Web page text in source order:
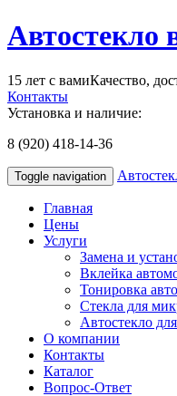
Автостекло
15 лет с вамиКачество,
Контакты
Установка и наличие:
8 (920) 418-14-36
Toggle navigation
Главная
Цены
Услуги
Замена и
Вклейка
Тонировка
Стекла для
Автостекло
О компании
Контакты
Каталог
Вопрос-Ответ